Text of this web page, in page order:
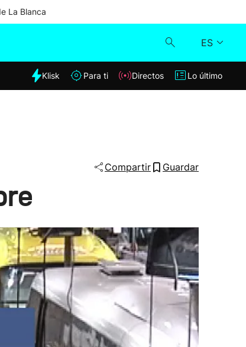
La Blanca
ES
Klisk
Klisk Para ti Directos Lo último
Compartir Guardar